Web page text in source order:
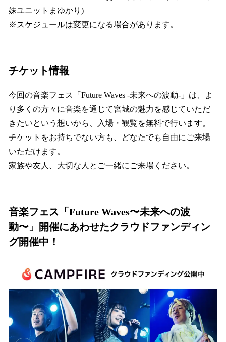
妹ユニットまゆかり)
※スケジュールは変更になる場合があります。
チケット情報
今回の音楽フェス「Future Waves -未来への波動-」は、よ
り多くの方々に音楽を通じて宮城の魅力を感じていただ
きたいという想いから、入場・観覧を無料で行います。
チケットをお持ちでない方も、どなたでも自由にご来場
いただけます。
家族や友人、大切な人とご一緒にご来場ください。
音楽フェス「Future Waves〜未来への波
動〜」開催にあわせたクラウドファンディン
グ開催中！